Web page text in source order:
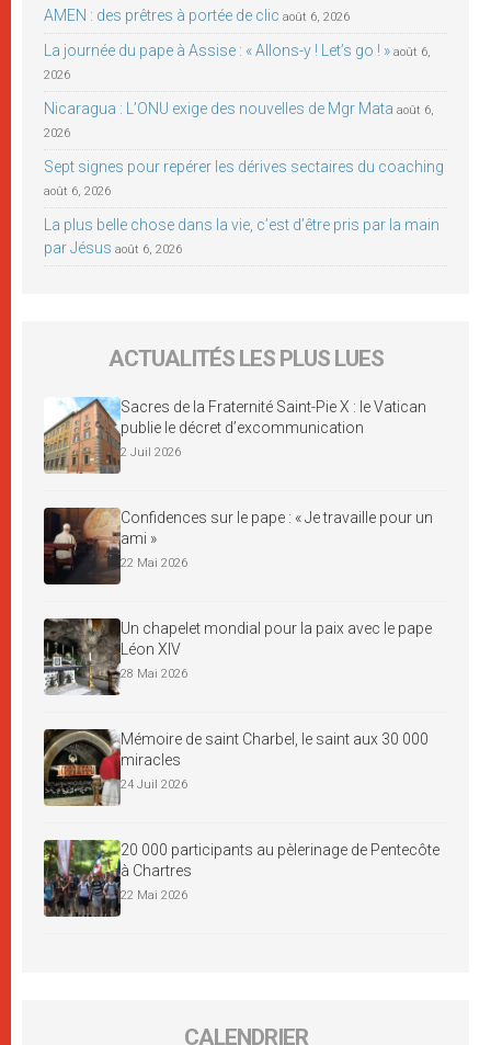
AMEN : des prêtres à portée de clic août 6, 2026
La journée du pape à Assise : « Allons-y ! Let’s go ! » août 6,
2026
Nicaragua : L’ONU exige des nouvelles de Mgr Mata août 6,
2026
Sept signes pour repérer les dérives sectaires du coaching
août 6, 2026
La plus belle chose dans la vie, c’est d’être pris par la main
par Jésus août 6, 2026
ACTUALITÉS LES PLUS LUES
Sacres de la Fraternité Saint-Pie X : le Vatican
publie le décret d’excommunication
2 Juil 2026
Confidences sur le pape : « Je travaille pour un
ami »
22 Mai 2026
Un chapelet mondial pour la paix avec le pape
Léon XIV
28 Mai 2026
Mémoire de saint Charbel, le saint aux 30 000
miracles
24 Juil 2026
20 000 participants au pèlerinage de Pentecôte
à Chartres
22 Mai 2026
CALENDRIER